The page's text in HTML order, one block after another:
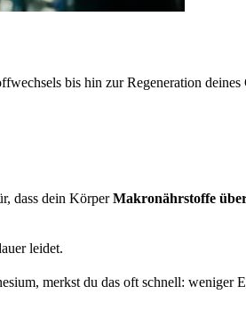
bis hin zur Regeneration deines
dass dein KörperMakronährstoffe
leidet.
merkst du das oft schnell: weniger